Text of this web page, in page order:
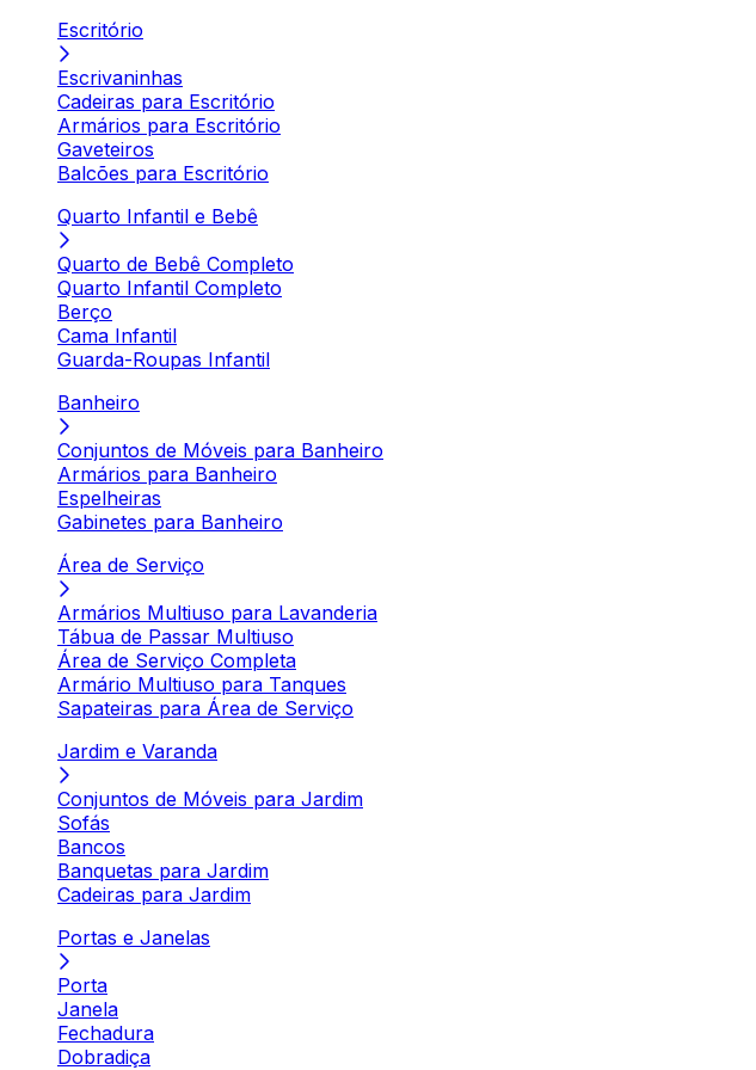
Escritório
Escrivaninhas
Cadeiras para Escritório
Armários para Escritório
Gaveteiros
Balcões para Escritório
Quarto Infantil e Bebê
Quarto de Bebê Completo
Quarto Infantil Completo
Berço
Cama Infantil
Guarda-Roupas Infantil
Banheiro
Conjuntos de Móveis para Banheiro
Armários para Banheiro
Espelheiras
Gabinetes para Banheiro
Área de Serviço
Armários Multiuso para Lavanderia
Tábua de Passar Multiuso
Área de Serviço Completa
Armário Multiuso para Tanques
Sapateiras para Área de Serviço
Jardim e Varanda
Conjuntos de Móveis para Jardim
Sofás
Bancos
Banquetas para Jardim
Cadeiras para Jardim
Portas e Janelas
Porta
Janela
Fechadura
Dobradiça